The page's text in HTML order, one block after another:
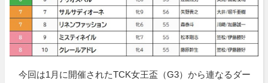
今回は1月に開催されたTCK女王盃（G3）から連なるダー